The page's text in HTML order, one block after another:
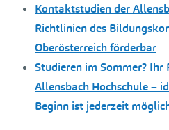
Kontaktstudien der
Richtlinien des
Oberösterreich förderbar
Studieren im Sommer? Ihr
Allensbach Hochschule –
Beginn ist jederzeit